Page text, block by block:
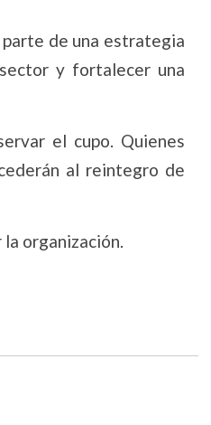
de una estrategia
y fortalecer una
el cupo. Quienes
al reintegro de
organización.